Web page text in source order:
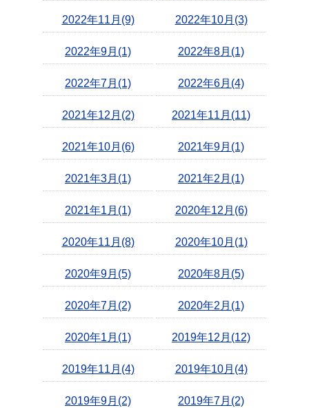
2022年11月(9) 2022年10月(3)
2022年9月(1) 2022年8月(1)
2022年7月(1) 2022年6月(4)
2021年12月(2) 2021年11月(11)
2021年10月(6) 2021年9月(1)
2021年3月(1) 2021年2月(1)
2021年1月(1) 2020年12月(6)
2020年11月(8) 2020年10月(1)
2020年9月(5) 2020年8月(5)
2020年7月(2) 2020年2月(1)
2020年1月(1) 2019年12月(12)
2019年11月(4) 2019年10月(4)
2019年9月(2) 2019年7月(2)